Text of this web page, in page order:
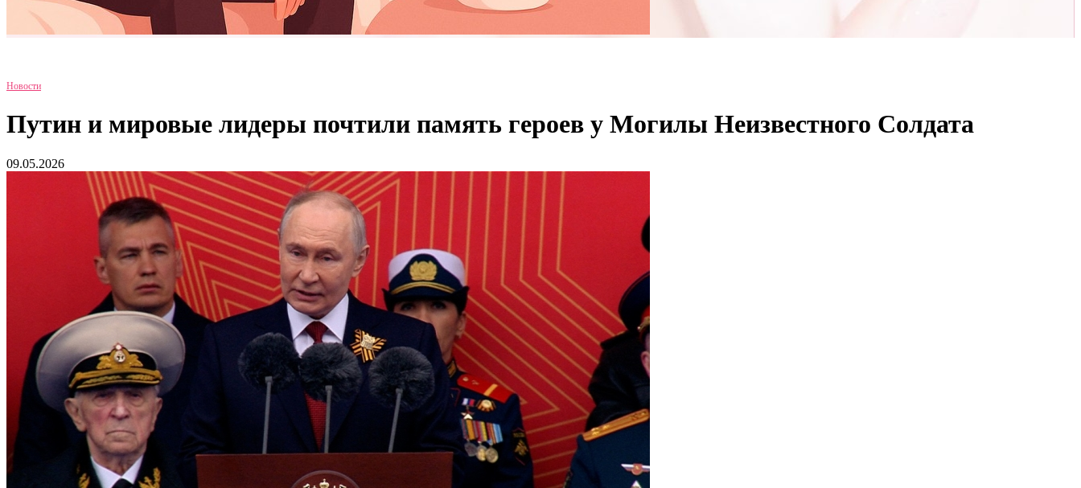
Новости
Путин и мировые лидеры почтили память героев у Могилы Неизвестного Солдата
09.05.2026